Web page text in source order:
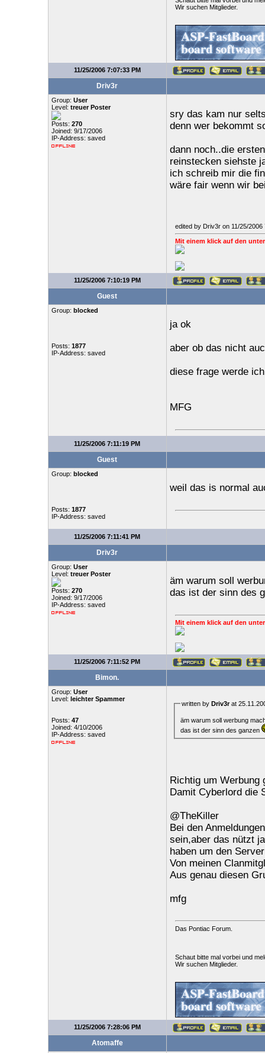
Wir suchen Mitglieder.
11/25/2006 7:07:33 PM
Driv3r
Group: User
Level: treuer Poster
Posts: 270
Joined: 9/17/2006
IP-Address: saved
sry das kam nur
denn wer bekommt
dann noch..die
reinstecken siehste
ich schreib mir die
wäre fair wenn wir
edited by Driv3r on 11/25/2006
Mit einem klick auf den
11/25/2006 7:10:19 PM
Guest
Group: blocked
Posts: 1877
IP-Address: saved
ja ok
aber ob das nicht
diese frage werde
MFG
11/25/2006 7:11:19 PM
Guest
Group: blocked
Posts: 1877
IP-Address: saved
weil das is normal
11/25/2006 7:11:41 PM
Driv3r
Group: User
Level: treuer Poster
Posts: 270
Joined: 9/17/2006
IP-Address: saved
äm warum soll
das ist der sinn des
Mit einem klick auf den
11/25/2006 7:11:52 PM
Bimon.
Group: User
Level: leichter Spammer
Posts: 47
Joined: 4/10/2006
IP-Address: saved
written by Driv3rat
äm warum soll werbung
das ist der sinn des ganzen
Richtig um Werbung
Damit Cyberlord die
@TheKiller
Bei den
sein,aber das nützt
haben um den
Von meinen
Aus genau diesen
mfg
Das Pontiac Forum.
Schaut bitte mal vorbei und
Wir suchen Mitglieder.
11/25/2006 7:28:06 PM
Atomaffe